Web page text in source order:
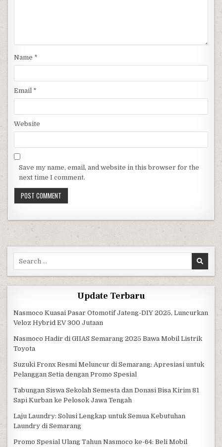
Name *
Email *
Website
Save my name, email, and website in this browser for the
next time I comment.
Update Terbaru
Nasmoco Kuasai Pasar Otomotif Jateng-DIY 2025, Luncurkan
Veloz Hybrid EV 300 Jutaan
Nasmoco Hadir di GIIAS Semarang 2025 Bawa Mobil Listrik
Toyota
Suzuki Fronx Resmi Meluncur di Semarang: Apresiasi untuk
Pelanggan Setia dengan Promo Spesial
Tabungan Siswa Sekolah Semesta dan Donasi Bisa Kirim 81
Sapi Kurban ke Pelosok Jawa Tengah
Laju Laundry: Solusi Lengkap untuk Semua Kebutuhan
Laundry di Semarang
Promo Spesial Ulang Tahun Nasmoco ke-64: Beli Mobil